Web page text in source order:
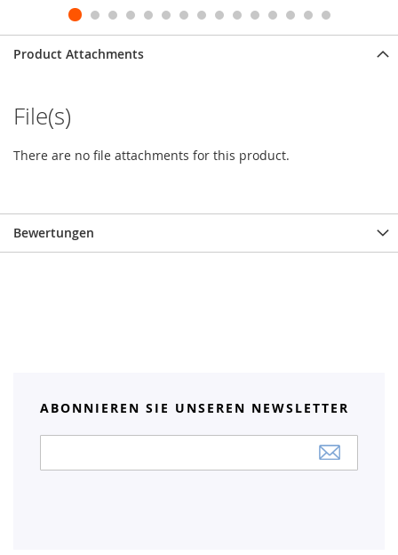
Product Attachments
File(s)
There are no file attachments for this product.
Bewertungen
ABONNIEREN SIE UNSEREN NEWSLETTER
Newsletter: